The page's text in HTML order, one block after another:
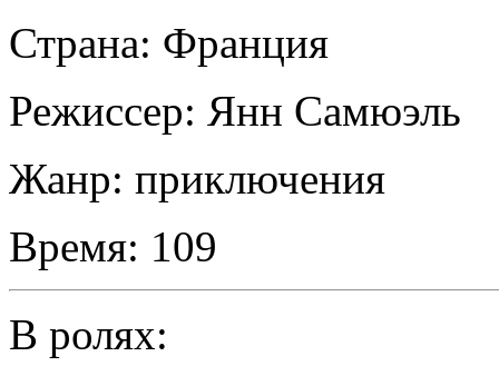
Страна: Франция
Режиссер: Янн Самюэль
Жанр: приключения
Время: 109
В ролях: